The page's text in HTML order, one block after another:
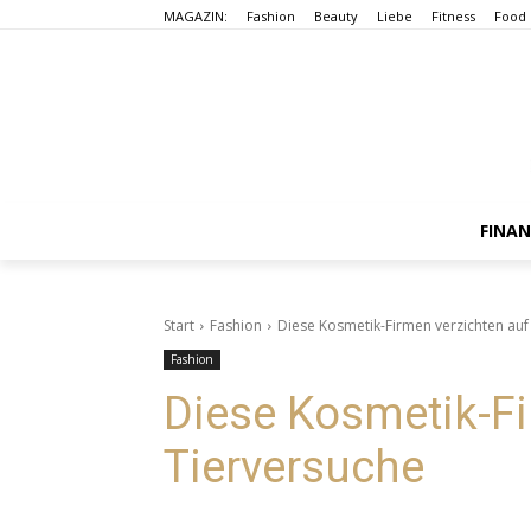
MAGAZIN: Fashion Beauty Liebe Fitness Food
Start Fashion Diese Kosmetik-Firmen verzichten
Fashion
Diese Kosmetik-
Tierversuche